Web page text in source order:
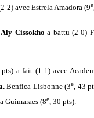
2) avec Estrela Amadora (9e
Aly Cissokhoa battu (2-0)
a fait (1-1) avec
Benfica Lisbonne (3e , 43
Guimaraes (8e, 30 pts).